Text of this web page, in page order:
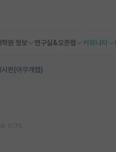
원 정보 연구실&오픈랩 커뮤니티
시판(아무개랩)